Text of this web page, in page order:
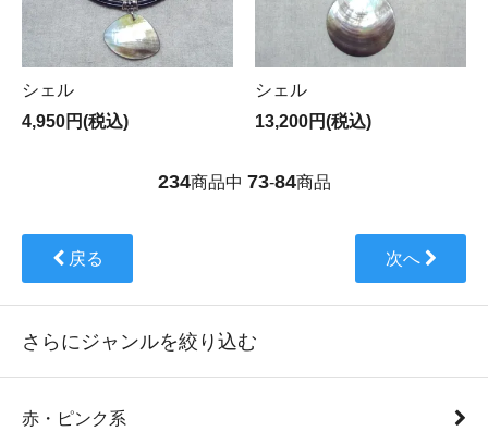
シェル
4,950円(税込)
シェル
13,200円(税込)
234商品中 73-84商品
戻る 次へ
さらにジャンルを絞り込む
赤・ピンク系